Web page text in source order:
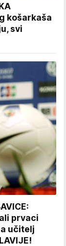
košarkaša
svi
prvaci
učitelj